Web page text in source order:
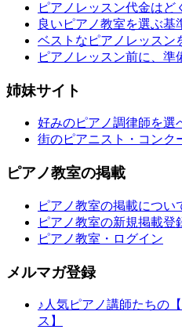
ピアノレッスン代金はど
良いピアノ教室を選ぶ基
ベストなピアノレッスン
ピアノレッスン前に、準
姉妹サイト
好みのピアノ調律師を選
街のピアニスト・コンク
ピアノ教室の掲載
ピアノ教室の掲載につい
ピアノ教室の新規掲載登
ピアノ教室・ログイン
メルマガ登録
♪人気ピアノ講師たちの
ス】